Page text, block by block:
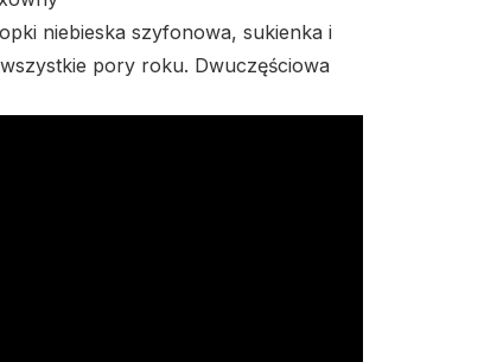
niebieska szyfonowa, sukienka i
pory roku. Dwuczęściowa